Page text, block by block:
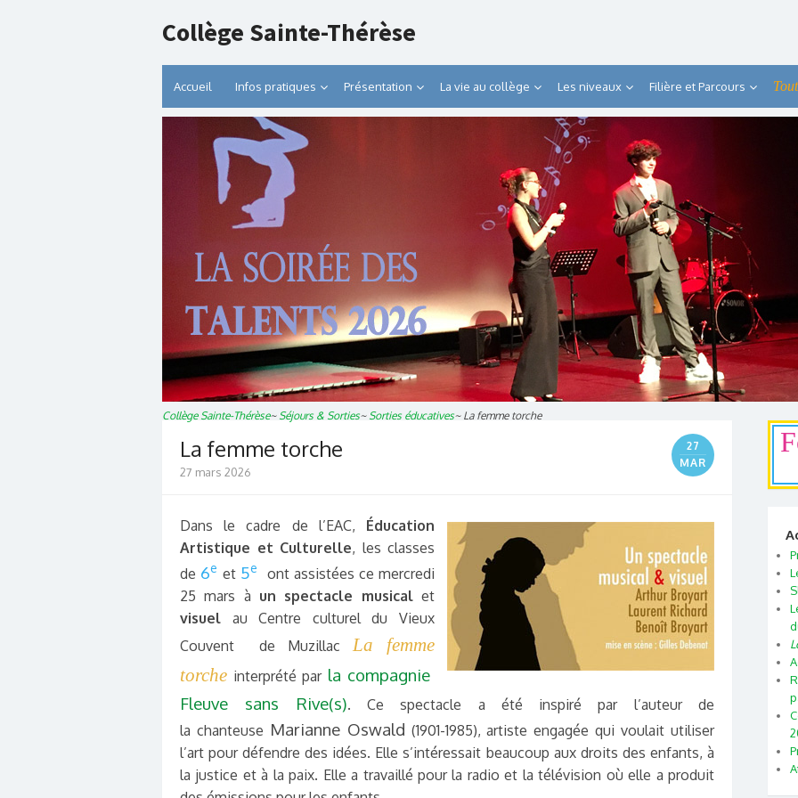
Collège Sainte-Thérèse
Accueil Infos pratiques Présentation La vie au collège Les niveaux Filière et Parcours
Collège Sainte-Thérèse~ Séjours & Sorties~ Sorties éducatives~ La femme torche
La femme torche
27
MAR
27 mars 2026
Dans le cadre de l’EAC, Éducation
Artistique et Culturelle, les classes
de 6e et 5e
ont assistées ce mercredi
25 mars à un spectacle musicalet
visuel au Centre culturel du Vieux
Couvent de Muzillac La femme
torche interprété par la compagnie
Fleuve sans Rive(s). Ce spectacle a été inspiré par l’auteur de
la chanteuse Marianne Oswald (1901-1985), artiste engagée qui voulait utiliser
l’art pour défendre des idées. Elle s’intéressait beaucoup aux droits des enfants, à
la justice et à la paix. Elle a travaillé pour la radio et la télévision où elle a produit